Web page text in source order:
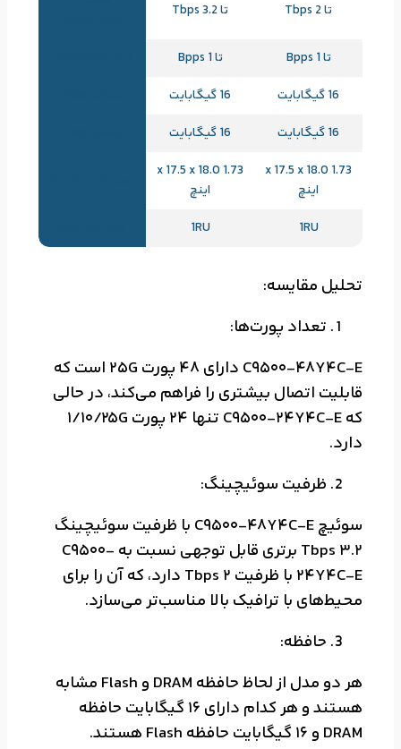
تا 2 Tbps تا 3.2 Tbps
تا 1 Bpps
تا 1 Bpps
16 گیگابایت
16 گیگابایت
16 گیگابایت
16 گیگابایت
1.73 x 17.5 x 18.0
اینچ
1.73 x 17.5 x 18.0
اینچ
1RU
1RU
تحلیل مقایسه:
تعداد پورت‌ها:
C9500-48Y4C-E دارای 48 پورت 25G است که
قابلیت اتصال بیشتری را فراهم می‌کند، در حالی
که C9500-24Y4C-E تنها 24 پورت 1/10/25G
دارد.
ظرفیت سوئیچینگ:
سوئیچ C9500-48Y4C-E با ظرفیت سوئیچینگ
3.2 Tbps برتری قابل توجهی نسبت به C9500-
24Y4C-E با ظرفیت 2 Tbps دارد، که آن را برای
محیط‌های با ترافیک بالا مناسب‌تر می‌سازد.
حافظه:
هر دو مدل از لحاظ حافظه DRAM و Flash مشابه
هستند و هر کدام دارای 16 گیگابایت حافظه
DRAM و 16 گیگابایت حافظه Flash هستند.